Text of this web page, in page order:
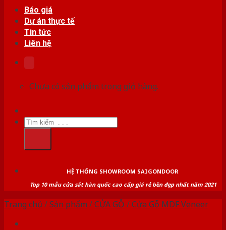
Báo giá
Dự án thực tế
Tin tức
Liên hệ
Chưa có sản phẩm trong giỏ hàng.
Tìm
kiếm:
HỆ THỐNG SHOWROOM SAIGONDOOR
Top 10 mẫu cửa sắt hàn quốc cao cấp giá rẻ bền đẹp nhất năm 2021
Trang chủ /Sản phẩm /CỬA GỖ /Cửa Gỗ MDF Veneer